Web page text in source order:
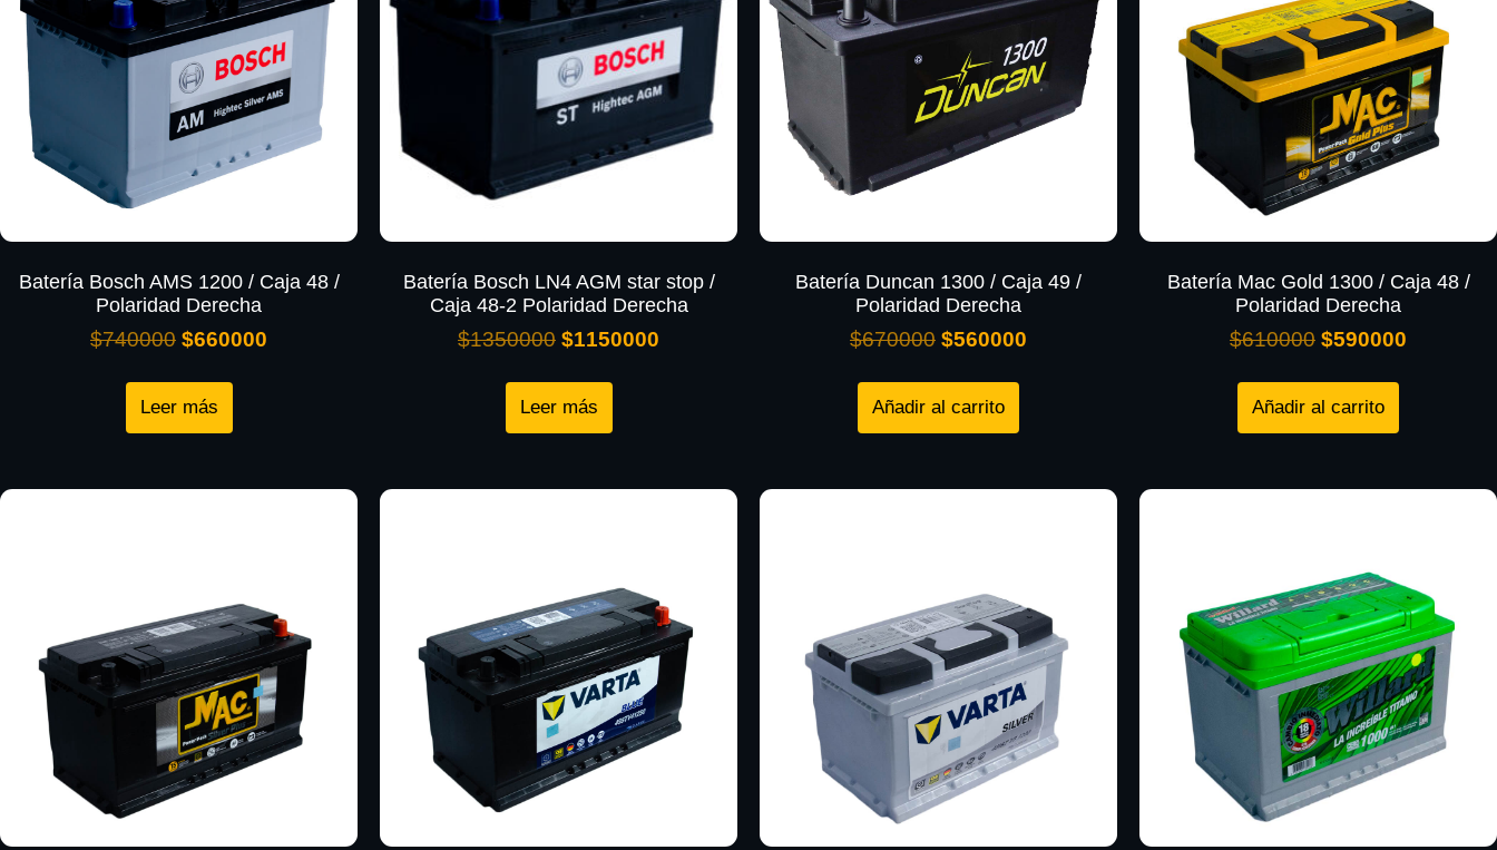
Batería Bosch AMS 1200 / Caja 48 /
Polaridad Derecha
$740000 $660000
Leer más
Batería Bosch LN4 AGM star stop /
Caja 48-2 Polaridad Derecha
$1350000 $1150000
Leer más
Batería Duncan 1300 / Caja 49 /
Polaridad Derecha
$670000 $560000
Añadir al carrito
Batería Mac Gold 1300 / Caja 48 /
Polaridad Derecha
$610000 $590000
Añadir al carrito